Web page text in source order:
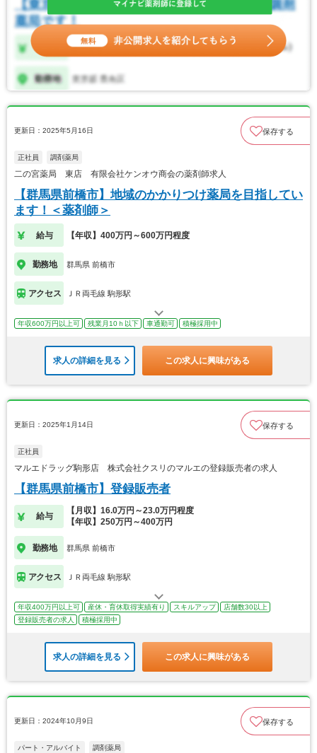
更新日：2025年5月16日 保存する
正社員 調剤薬局
二の宮薬局 東店 有限会社ケンオウ商会の薬剤師求人
【群馬県前橋市】地域のかかりつけ薬局を目指してい
ます！＜薬剤師＞
給与 【年収】400万円～600万円程度
勤務地 群馬県 前橋市
アクセス ＪＲ両毛線 駒形駅
年収600万円以上可 残業月10ｈ以下 車通勤可 積極採用中
求人の詳細を見る この求人に興味がある
更新日：2025年1月14日 保存する
正社員
マルエドラッグ駒形店 株式会社クスリのマルエの登録販売者の求人
【群馬県前橋市】登録販売者
給与
【月収】16.0万円～23.0万円程度
【年収】250万円～400万円
勤務地 群馬県 前橋市
アクセス ＪＲ両毛線 駒形駅
年収400万円以上可 産休・育休取得実績有り スキルアップ
店舗数30以上
登録販売者の求人
積極採用中
求人の詳細を見る この求人に興味がある
更新日：2024年10月9日 保存する
パート・アルバイト 調剤薬局